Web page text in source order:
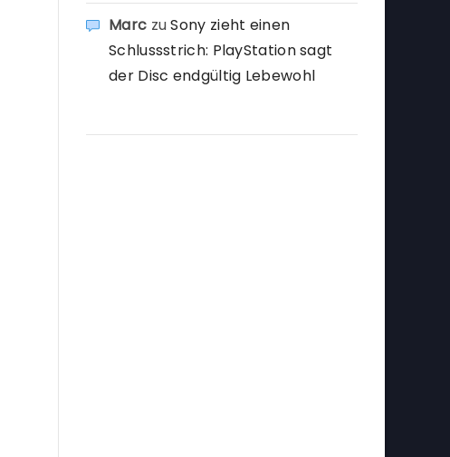
Marc zuSony zieht einen
Schlussstrich: PlayStation sagt
der Disc endgültig Lebewohl